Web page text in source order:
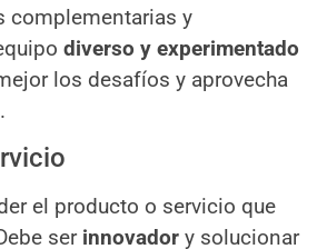
complementarias y
diverso y experimentado
los desafíos y aprovecha
el producto o servicio que
ser innovador y solucionar